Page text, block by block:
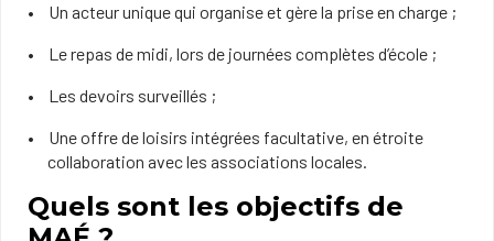
Un acteur unique qui organise et gère la prise en charge ;
Le repas de midi, lors de journées complètes d’école ;
Les devoirs surveillés ;
Une offre de loisirs intégrées facultative, en étroite
collaboration avec les associations locales.
Quels sont les objectifs de